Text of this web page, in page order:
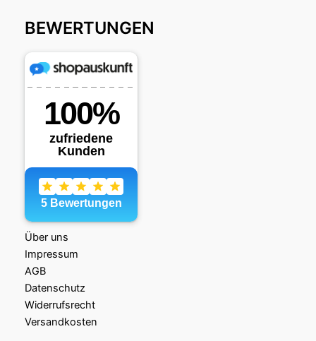
BEWERTUNGEN
Über uns
Impressum
AGB
Datenschutz
Widerrufsrecht
Versandkosten